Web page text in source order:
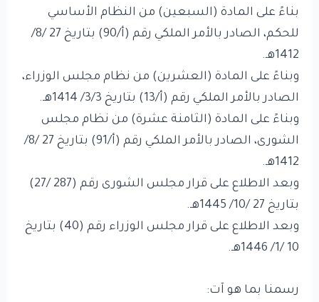
بناءً على المادة (السبعين) من النظام الأساسي
للحكم، الصادر بالأمر الملكي رقم (أ/90) بتاريخ 27 /8/
1412هـ.
وبناءً على المادة (العشرين) من نظام مجلس الوزراء،
الصادر بالأمر الملكي رقم (أ/13) بتاريخ 3/3/ 1414هـ.
وبناءً على المادة (الثامنة عشرة) من نظام مجلس
الشورى، الصادر بالأمر الملكي رقم (أ/91) بتاريخ 27 /8/
1412هـ.
وبعد الاطلاع على قرار مجلس الشورى رقم (287 /27)
بتاريخ 27 /10/ 1445هـ.
وبعد الاطلاع على قرار مجلس الوزراء رقم (40) بتاريخ
10 /1/ 1446هـ.
رسمنا بما هو آت: